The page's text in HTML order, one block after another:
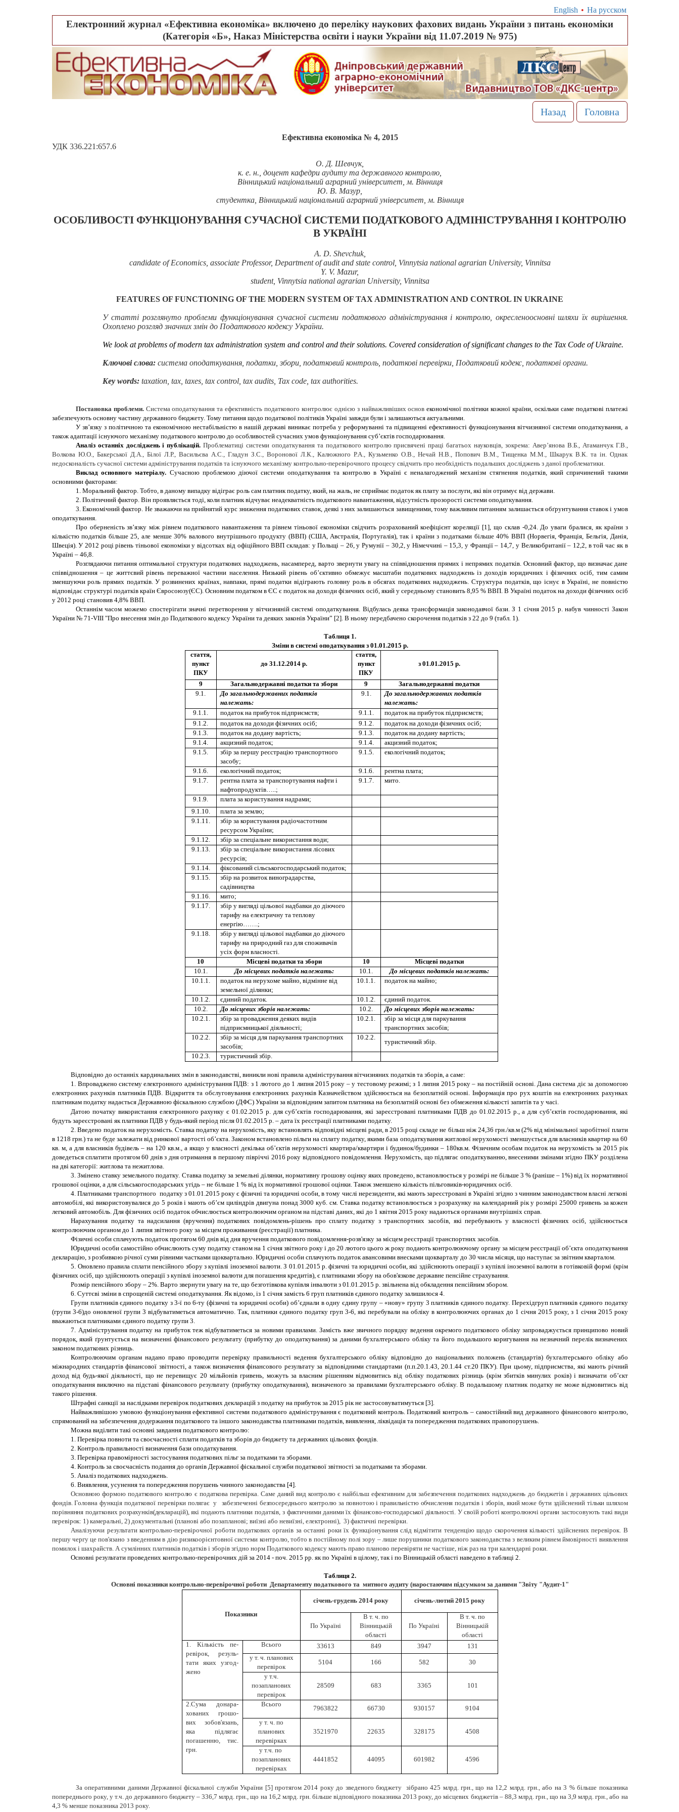
English • На русском
Електронний журнал «Ефективна економіка» включено до переліку наукових фахових видань України з питань економіки
(Категорія «Б», Наказ Міністерства освіти і науки України від 11.07.2019 № 975)
Назад Головна
Ефективна економіка № 4, 2015
УДК 336.221:657.6
О. Д. Шевчук,
к. е. н., доцент кафедри аудиту та державного контролю,
Вінницький національний аграрний університет, м. Вінниця
Ю. В. Мазур,
студентка, Вінницький національний аграрний університет, м. Вінниця
ОСОБЛИВОСТІ ФУНКЦІОНУВАННЯ СУЧАСНОЇ СИСТЕМИ ПОДАТКОВОГО АДМІНІСТРУВАННЯ І КОНТРОЛЮ
В УКРАЇНІ
A. D. Shevchuk,
candidate of Economics, associate Professor, Department of audit and state control, Vinnytsia national agrarian University, Vinnitsa
Y. V. Mazur,
student, Vinnytsia national agrarian University, Vinnitsa
FEATURES OF FUNCTIONING OF THE MODERN SYSTEM OF TAX ADMINISTRATION AND CONTROL IN UKRAINE
У статті розглянуто проблеми функціонування сучасної системи податкового адміністрування і контролю, окресленоосновні шляхи їх вирішення.
Охоплено розгляд значних змін до Податкового кодексу України.
Welook at problems of modern tax administration system and control and their solutions. Covered consideration of significant changes to the Tax Code of Ukraine.
Ключові слова:система оподаткування, податки, збори, податковий контроль, податкові перевірки, Податковий кодекс, податкові органи.
Key words:taxation, tax, taxes, tax control, tax audits, Tax code, tax authorities.
Постановка проблеми. Система оподаткування та ефективність податкового контролює однією з найважливіших основекономічної політики кожної країни, оскільки саме податкові платежі
забезпечують основну частину державного бюджету. Тому питання щодо податкової політиків Україні завжди були і залишаються актуальними.
У зв’язку з політичною та економічною нестабільністю в нашій державі виникає потреба у реформуванні та підвищенні ефективності функціонування вітчизняної системи оподаткування, а
також адаптації існуючого механізму податкового контролю до особливостей сучасних умов функціонування суб’єктів господарювання.
Аналіз останніх досліджень і публікацій.Проблематиці системи оподаткування та податкового контролю присвячені праці багатьох науковців, зокрема: Авер’янова В.Б., Атаманчук Г.В.,
Волкова Ю.О., Бакерської Д.А., Білої Л.Р., Васильєва А.С., Гладун З.С., Воронової Л.К., Калюжного Р.А., Кузьменко О.В., Нечай Н.В., Попович В.М., Тищенка М.М., Шкарук В.К. та ін. Однак
недосконалість сучасної системи адміністрування податків та існуючого механізму контрольно-перевірочного процесу свідчить про необхідність подальших досліджень з даної проблематики.
Виклад основного матеріалу. Сучасною проблемою діючої системи оподаткування та контролю в Україніє неналагоджений механізм стягнення податків, який спричинений такими
основними факторами:
1. Моральний фактор. Тобто, в даному випадку відіграє роль сам платник податку, який, на жаль, не сприймає податок як плату за послуги, які він отримує від держави.
2. Політичний фактор. Він проявляється тоді, коли платник відчуває неадекватність податкового навантаження, відсутність прозорості системи оподаткування.
3. Економічний фактор. Не зважаючи на прийнятий курс зниження податкових ставок, деякі з них залишаються завищеними, тому важливим питанням залишається обґрунтування ставок і умов
оподаткування.
Про оберненість зв’язку між рівнем податкового навантаження та рівнем тіньової економіки свідчить розрахований коефіцієнт кореляції [1], що склав -0,24. До уваги бралися, як країни з
кількістю податків більше 25, але менше 30% валового внутрішнього продукту (ВВП) (США, Австралія, Португалія), так і країни з податками більше 40% ВВП (Норвегія, Франція, Бельгія, Данія,
Швеція). У 2012 році рівень тіньової економіки у відсотках від офіційного ВВП складав: у Польщі – 26, у Румунії – 30,2, у Німеччині – 15,3, у Франції – 14,7, у Великобританії – 12,2, в той час як в
Україні – 46,8.
Розглядаючи питання оптимальної структури податкових надходжень, насамперед, варто звернути увагу на співвідношення прямих і непрямих податків. Основний фактор, що визначає дане
співвідношення – це життєвий рівень переважної частини населення. Низький рівень об’єктивно обмежує масштаби податкових надходжень із доходів юридичних і фізичних осіб, тим самим
зменшуючи роль прямих податків. У розвинених країнах, навпаки, прямі податки відіграють головну роль в обсягах податкових надходжень. Структура податків, що існує в Україні, не повністю
відповідає структурі податків країн Євросоюзу(ЄС). Основним податком в ЄС є податок на доходи фізичних осіб, який у середньому становить 8,95 % ВВП. В Україні податок на доходи фізичних осіб
у 2012 році становив 4,8% ВВП.
Останнім часом можемо спостерігати значні перетворення у вітчизняній системі оподаткування. Відбулась деяка трансформація законодавчої бази. З 1 січня 2015 р. набув чинності Закон
України № 71-VІІІ "Про внесення змін до Податкового кодексу України та деяких законів України” [2]. В ньому передбачено скорочення податків з 22 до 9 (табл. 1).
Таблиця 1.
Зміни в системі оподаткування з 01.01.2015 р.
стаття,
пункт
ПКУ
до 31.12.2014 р.
стаття,
пункт
ПКУ
з 01.01.2015 р.
9 Загальнодержавні податки та збори 9
Загальнодержавні податки
9.1.
До загальнодержавних податків
належать:
9.1.
До загальнодержавних податків
належать:
9.1.1.
податок на прибуток підприємств; 9.1.1.
податок на прибуток підприємств;
9.1.2.
податок на доходи фізичних осіб; 9.1.2.
податок на доходи фізичних осіб;
9.1.3.
податок на додану вартість; 9.1.3.
податок на додану вартість;
9.1.4.
акцизний податок; 9.1.4.
акцизний податок;
9.1.5.
збір за першу реєстрацію транспортного
засобу;
9.1.5. екологічний податок;
9.1.6. екологічний податок; 9.1.6.
рентна плата;
9.1.7.
рентна плата за транспортування нафти і
нафтопродуктів…..;
9.1.7. мито.
9.1.9.
плата за користування надрами;
9.1.10.
плата за землю;
9.1.11.
збір за користування радіочастотним
ресурсом України;
9.1.12.
збір за спеціальне використання води;
9.1.13.
збір за спеціальне використання лісових
ресурсів;
9.1.14.
фіксований сільськогосподарський податок;
9.1.15.
збір на розвиток виноградарства,
садівництва
9.1.16.
мито;
9.1.17.
збір у вигляді цільової надбавки до діючого
тарифу на електричну та теплову
енергію…….;
9.1.18.
збір у вигляді цільової надбавки до діючого
тарифу на природний газ для споживачів
усіх форм власності.
10
Місцеві податки та збори 10
Місцеві податки
10.1.
До місцевих податків належать: 10.1.
До місцевих податків належать:
10.1.1.
податок на нерухоме майно, відмінне від
земельної ділянки;
10.1.1. податок на майно;
10.1.2. єдиний податок. 10.1.2.
єдиний податок.
10.2.
До місцевих зборів належать: 10.2.
До місцевих зборів належать:
10.2.1.
збір за провадження деяких видів
підприємницької діяльності;
10.2.1.
збір за місця для паркування
транспортних засобів;
10.2.2.
збір за місця для паркування транспортних
засобів;
10.2.2.
туристичний збір.
10.2.3.
туристичний збір.
Відповідно до останніх кардинальних змін в законодавстві, виникли нові правила адміністрування вітчизняних податків та зборів, а саме:
1. Впроваджено систему електронного адміністрування ПДВ: з 1 лютого до 1 липня 2015 року – у тестовому режимі; з 1 липня 2015 року – на постійній основі. Дана система діє за допомогою
електронних рахунків платників ПДВ. Відкриття та обслуговування електронних рахунків Казначейством здійснюється на безоплатній основі. Інформація про рух коштів на електронних рахунках
платникам податку надається Державною фіскальною службою (ДФС) України за відповідним запитом платника на безоплатній основі без обмеження кількості запитів та у часі.
Датою початку використання електронного рахунку є 01.02.2015 р. для суб’єктів господарювання, які зареєстровані платниками ПДВ до 01.02.2015 р., а для суб’єктів господарювання, які
будуть зареєстровані як платники ПДВ у будь-який період після 01.02.2015 р. – дата їх реєстрації платниками податку.
2. Введено податок на нерухомість. Ставка податку на нерухомість, яку встановлять відповідні місцеві ради, в 2015 році складе не більш ніж 24,36 грн./кв.м (2% від мінімальної заробітної плати
в 1218 грн.) та не буде залежати від ринкової вартості об’єкта. Законом встановлено пільги на сплату податку, якими база оподаткування житлової нерухомості зменшується для власників квартир на 60
кв. м, а для власників будівель – на 120 кв.м., а якщо у власності декілька об’єктів нерухомості квартира/квартири і будинок/будинки – 180кв.м. Фізичним особам податок на нерухомість за 2015 рік
доведеться сплатити протягом 60 днів з дня отримання в першому півріччі 2016 року відповідного повідомлення. Нерухомість, що підлягає оподаткуванню, внесеними змінами згідно ПКУ розділена
на дві категорії: житлова та нежитлова.
3. Змінено ставку земельного податку. Ставка податку за земельні ділянки, нормативну грошову оцінку яких проведено, встановлюється у розмірі не більше 3 % (раніше– 1%) від їх нормативної
грошової оцінки, а для сільськогосподарських угідь – не більше 1 % від їх нормативної грошової оцінки. Також зменшено кількість пільговиків-юридичних осіб.
4. Платниками транспортного податку з 01.01.2015 року є фізичні та юридичні особи, в тому числі нерезиденти, які мають зареєстровані в Україні згідно з чинним законодавством власні легкові
автомобілі, які використовувалися до 5 років і мають об’єм циліндрів двигуна понад 3000 куб. см. Ставка податку встановлюється з розрахунку на календарний рік у розмірі 25000 гривень за кожен
легковий автомобіль. Для фізичних осіб податок обчислюється контролюючим органом на підставі даних, які до 1 квітня 2015 року надаються органами внутрішніх справ.
Нарахування податку та надсилання (вручення) податкових повідомлень-рішень про сплату податку з транспортних засобів, які перебувають у власності фізичних осіб, здійснюється
контролюючим органом до 1 липня звітного року за місцем проживання (реєстрації) платника.
Фізичні особи сплачують податок протягом 60 днів від дня вручення податкового повідомлення-розв'язку за місцем реєстрації транспортних засобів.
Юридичні особи самостійно обчислюють суму податку станом на 1 січня звітного року і до 20 лютого цього ж року подають контролюючому органу за місцем реєстрації об’єкта оподаткування
декларацію, з розбивкою річної суми рівними частками щоквартально. Юридичні особи сплачують податок авансовими внесками щокварталу до 30 числа місяця, що наступає за звітним кварталом.
5. Оновлено правила сплати пенсійного збору з купівлі іноземної валюти. З 01.01.2015 р. фізичні та юридичні особи, які здійснюють операції з купівлі іноземної валюти в готівковій формі (крім
фізичних осіб, що здійснюють операції з купівлі іноземної валюти для погашення кредитів), є платниками збору на обов'язкове державне пенсійне страхування.
Розмір пенсійного збору–2%. Варто звернути увагу на те, що безготівкова купівля інвалюти з 01.01.2015 р. звільнена від обкладення пенсійним збором.
6. Суттєві зміни в спрощеній системі оподаткування. Як відомо, із 1 січня замість 6 груп платників єдиного податку залишилося 4.
Групи платників єдиного податку з 3-ї по 6-ту (фізичні та юридичні особи) об’єднали в одну єдину групу –«нову» групу 3 платників єдиного податку. Перехідгруп платників єдиного податку
(групи 3-6)до оновленої групи 3 відбуватиметься автоматично. Так, платники єдиного податку груп 3-6, які перебували на обліку в контролюючих органах до 1 січня 2015 року, з 1 січня 2015 року
вважаються платниками єдиного податку групи 3.
7. Адміністрування податку на прибуток теж відбуватиметься за новими правилами.Замість вже звичного порядку ведення окремого податкового обліку запроваджується принципово новий
порядок, який ґрунтується на визначенні фінансового результату (прибутку до оподаткування) за даними бухгалтерського обліку та його подальшого коригування на незначний перелік визначених
законом податкових різниць.
Контролюючим органам надано право проводити перевірку правильності ведення бухгалтерського обліку відповідно до національних положень (стандартів) бухгалтерського обліку або
міжнародних стандартів фінансової звітності, а також визначення фінансового результату за відповідними стандартами (п.п.20.1.43, 20.1.44 ст.20 ПКУ). При цьому, підприємства, які мають річний
доход від будь-якої діяльності, що не перевищує 20 мільйонів гривень, можуть за власним рішенням відмовитись від обліку податкових різниць (крім збитків минулих років) і визначати об’єкт
оподаткування виключно на підставі фінансового результату (прибутку оподаткування), визначеного за правилами бухгалтерського обліку. В подальшому платник податку не може відмовитись від
такого рішення.
Штрафні санкції за наслідками перевірок податкових декларацій з податку на прибуток за 2015 рік не застосовуватимуться [3].
Найважливішою умовою функціонування ефективної системи податкового адміністрування є податковий контроль. Податковий контроль – самостійний вид державного фінансового контролю,
спрямований на забезпечення додержання податкового та іншого законодавства платниками податків, виявлення, ліквідація та попередження податкових правопорушень.
Можна виділити такі основні завдання податкового контролю:
1. Перевірка повноти та своєчасності сплати податків та зборів до бюджету та державних цільових фондів.
2. Контроль правильності визначення бази оподаткування.
3. Перевірка правомірності застосування податкових пільг за податками та зборами.
4. Контроль за своєчасність подання до органів Державної фіскальної служби податкової звітності за податками та зборами.
5. Аналіз податкових надходжень.
6. Виявлення, усунення та попередження порушень чинного законодавства [4].
Основною формою податковогоконтролю є податкова перевірка. Саме даний видконтролю єнайбільш ефективним длязабезпечення податкових надходжень добюджетіві державних цільових
фондів.Головна функція податкової перевірки полягає у забезпеченні безпосереднього контролю за повнотоюіправильністю обчисленняподатків і зборів,якийможебути здійснений тількишляхом
порівняння податкових розрахунків(декларацій),які подають платники податків, з фактичнимиданимиїхфінансово-господарської діяльності. У своїй роботі контролюючі органи застосовують такі види
перевірок: 1) камеральні, 2) документальні (планові або позапланові; виїзні або невиїзні, електронні), 3) фактичні перевірки.
Аналізуючи результати контрольно-перевірочної роботи податкових органів за останні роки їх функціонування слід відмітити тенденцію щодо скорочення кількості здійснених перевірок. В
першу чергу це пов'язано з введенням в дію ризикоорієнтовної системи контролю, тобто в постійному полі зору – лише порушники податкового законодавства з великим рівнем ймовірності виявлення
помилок і шахрайств. А сумлінних платників податків і зборів згідно норм Податкового кодексу мають право планово перевіряти не частіше, ніж раз на три календарні роки.
Основні результати проведених контрольно-перевірочних дій за 2014 - поч. 2015 рр. як по Україні в цілому, так і по Вінницькій області наведено в таблиці 2.
Таблиця 2.
Основні показники контрольно-перевірочної роботи Департаменту податкового та митного аудиту (наростаючим підсумком за даними "Звіту "Аудит-1"
Показники
січень-грудень 2014 року січень-лютий 2015 року
По Україні
В т. ч. по
Вінницькій
області
По Україні
В т. ч. по
Вінницькій
області
1. Кількість пе­
ревірок, ре­зу­ль­
тати яких узгод­
жено
Всього 33613 849 3947
131
у т. ч. планових
перевірок
5104 166 582
30
у т.ч.
позапланових
перевірок
28509 683 3365 101
2.Сума донара­
хованих гро­шо­
вих зобо­в'я­зань,
яка підля­гає
погашенню, тис.
грн.
Всього
7963822 66730 930157
9104
у т. ч. по
планових
перевірках
3521970 22635 328175 4508
у т.ч. по
позапланових
перевірках
4441852 44095 601982 4596
За оперативними даними Державної фіскальної служби України [5]протягом 2014 року до зведеного бюджету зібрано 425 млрд. грн., що на 12,2 млрд. грн., або на 3 % більше показника
попереднього року, у т.ч. до державного бюджету – 336,7 млрд. грн., що на 16,2 млрд. грн. більше відповідного показника 2013 року, до місцевих бюджетів – 88,3 млрд. грн., що на 3,9 млрд. грн., або на
4,3 % менше показника 2013 року.